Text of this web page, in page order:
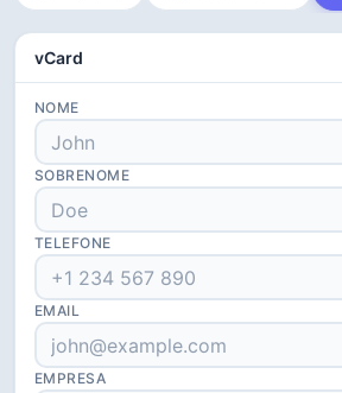
vCard
NOME
SOBRENOME
TELEFONE
EMAIL
EMPRESA